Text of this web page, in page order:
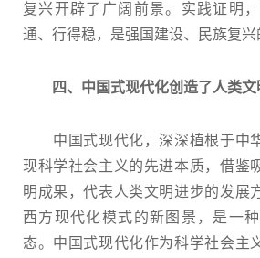
复兴开辟了广阔前景。实践证明
通、行得稳，是强国建设、民族复兴
四、中国式现代化创造了人类文
中国式现代化，深深植根于中
现科学社会主义的先进本质，借鉴
明成果，代表人类文明进步的发展
西方现代化模式的新图景，是一
态。中国式现代化作为科学社会主